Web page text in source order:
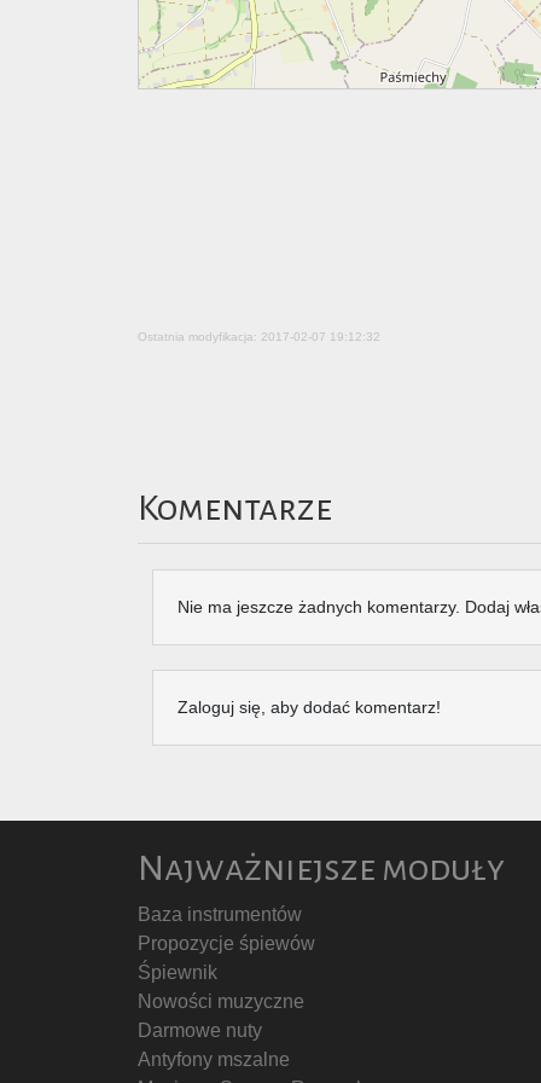
Ostatnia modyfikacja: 2017-02-07 19:12:32
Komentarze
Nie ma jeszcze żadnych komentarzy. Dodaj
Zaloguj się, aby dodać komentarz!
Najważniejsze moduły
Baza instrumentów
Propozycje śpiewów
Śpiewnik
Nowości muzyczne
Darmowe nuty
Antyfony mszalne